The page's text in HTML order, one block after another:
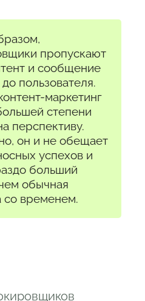
пропускают
и сообщение
пользователя.
маркетинг
степени
перспективу.
он и не обещает
успехов и
больший
обычная
со временем.